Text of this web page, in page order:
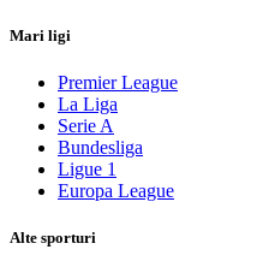
Mari ligi
Premier League
La Liga
Serie A
Bundesliga
Ligue 1
Europa League
Alte sporturi